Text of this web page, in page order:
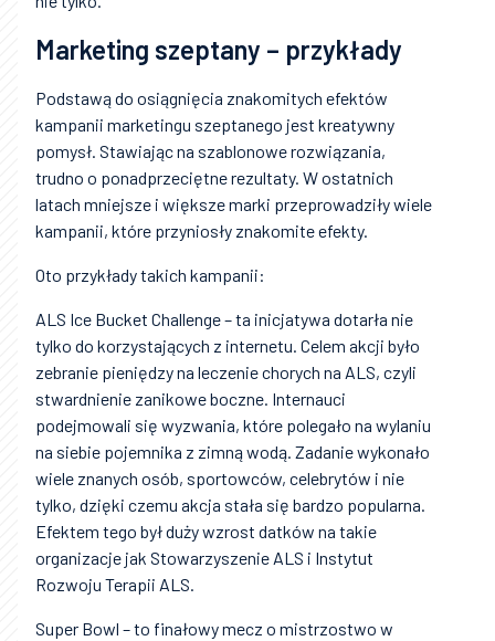
Marketing szeptany – przykłady
Podstawą do osiągnięcia znakomitych efektów
kampanii marketingu szeptanego jest kreatywny
pomysł. Stawiając na szablonowe rozwiązania,
trudno o ponadprzeciętne rezultaty. W ostatnich
latach mniejsze i większe marki przeprowadziły wiele
kampanii, które przyniosły znakomite efekty.
Oto przykłady takich kampanii:
ALS Ice Bucket Challenge – ta inicjatywa dotarła nie
tylko do korzystających z internetu. Celem akcji było
zebranie pieniędzy na leczenie chorych na ALS, czyli
stwardnienie zanikowe boczne. Internauci
podejmowali się wyzwania, które polegało na wylaniu
na siebie pojemnika z zimną wodą. Zadanie wykonało
wiele znanych osób, sportowców, celebrytów i nie
tylko, dzięki czemu akcja stała się bardzo popularna.
Efektem tego był duży wzrost datków na takie
organizacje jak Stowarzyszenie ALS i Instytut
Rozwoju Terapii ALS.
Super Bowl – to finałowy mecz o mistrzostwo w